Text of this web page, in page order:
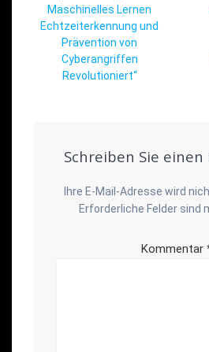
Maschinelles Lernen
Echtzeiterkennung und
Prävention von
Cyberangriffen
Revolutioniert“
Schreiben Sie
Ihre E-Mail-Adresse wird
Erforderliche Felder sind
Kommentar